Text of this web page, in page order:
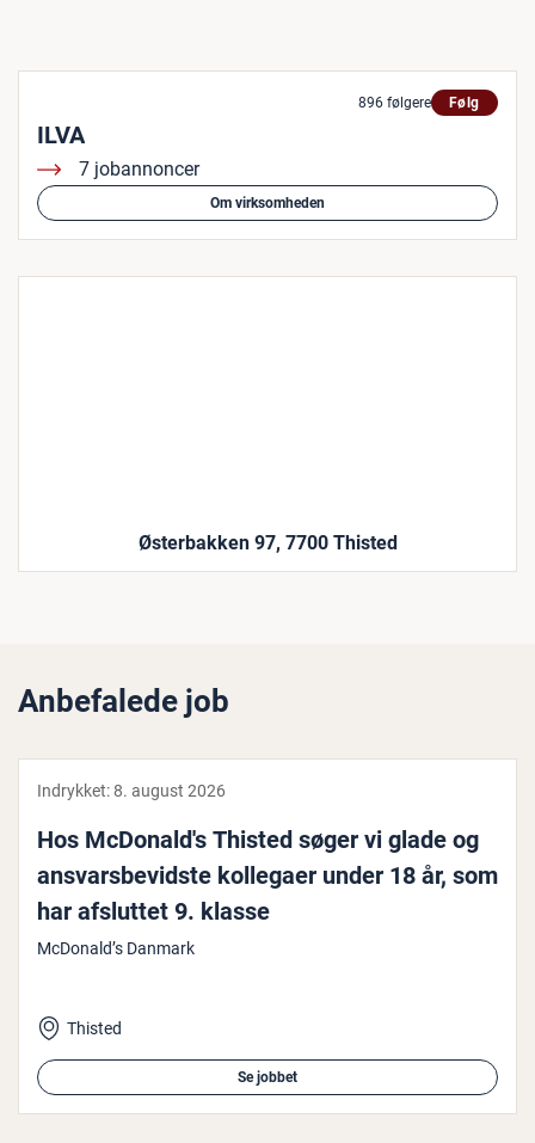
896 følgere Følg
ILVA
7 jobannoncer
Om virksomheden
Østerbakken 97, 7700 Thisted
Anbefalede job
Indrykket:8. august 2026
Hos McDonald's Thisted søger vi glade og
an­svars­be­vid­ste kollegaer under 18 år, som
har afsluttet 9. klasse
McDonald’s Danmark
Thisted
Se jobbet